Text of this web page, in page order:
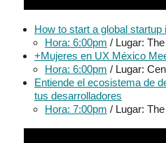
How to start a global
Hora: 6:00pm / Lugar:
+Mujeres en UX México
Hora: 6:00pm / Lugar:
Entiende el ecosistema de
tus desarrolladores
Hora: 7:00pm / Lugar: